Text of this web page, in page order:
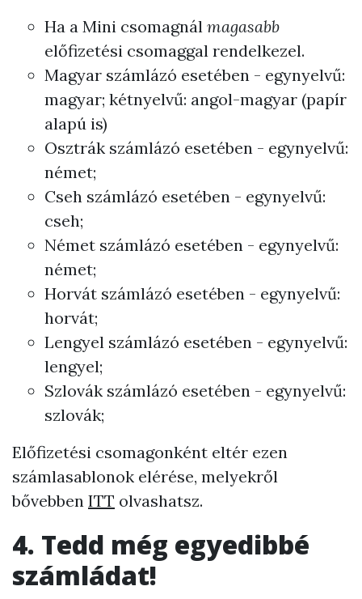
Ha a Mini csomagnál magasabb
előfizetési csomaggal rendelkezel.
Magyar számlázó esetében - egynyelvű:
magyar; kétnyelvű: angol-magyar (papír
alapú is)
Osztrák számlázó esetében - egynyelvű:
német;
Cseh számlázó esetében - egynyelvű:
cseh;
Német számlázó esetében - egynyelvű:
német;
Horvát számlázó esetében - egynyelvű:
horvát;
Lengyel számlázó esetében - egynyelvű:
lengyel;
Szlovák számlázó esetében - egynyelvű:
szlovák;
Előfizetési csomagonként eltér ezen
számlasablonok elérése, melyekről
bővebben ITT olvashatsz.
4. Tedd még egyedibbé
számládat!